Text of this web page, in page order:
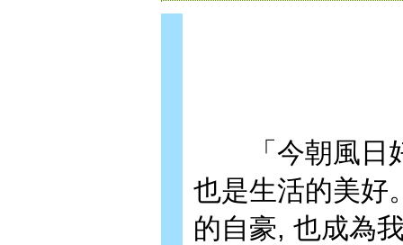
「今朝風日好
也是生活的美好
的自豪, 也成為